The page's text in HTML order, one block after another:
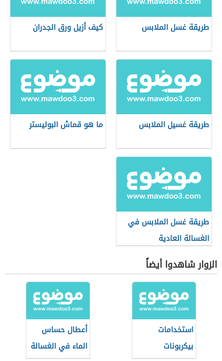
طريقة غسل الملابس كيف أزيل ورق الجدران
طريقة غسيل الملابس ما هو قماش البوليستر
طريقة غسل الملابس في
الغسالة العادية
الزوار شاهدوا أيضاً
استخدامات
بيكربونات
أعطال حساس
الماء في الغسالة